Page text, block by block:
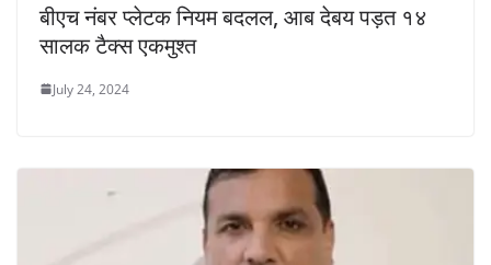
बीएच नंबर प्लेटक नियम बदलल, आब देबय पड़त १४
सालक टैक्स एकमुश्त
July 24, 2024